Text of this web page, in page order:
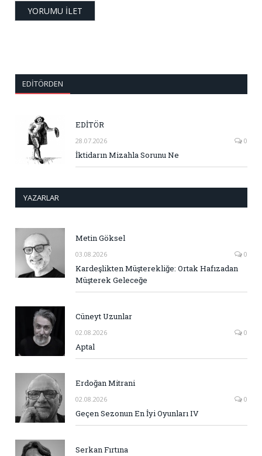
EDITÖRDEN
EDİTÖR
28.07.2026 0
İktidarın Mizahla Sorunu Ne
YAZARLAR
Metin Göksel
03.08.2026 0
Kardeşlikten Müşterekliğe: Ortak Hafızadan
Müşterek Geleceğe
Cüneyt Uzunlar
02.08.2026 0
Aptal
Erdoğan Mitrani
02.08.2026 0
Geçen Sezonun En İyi Oyunları IV
Serkan Fırtına